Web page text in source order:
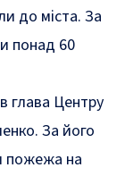
до міста. За
понад 60
глава Центру
За його
пожежа на